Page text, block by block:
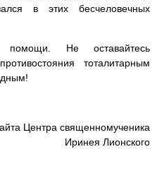
в этих бесчеловечных
Не оставайтесь
тоталитарным
Центра священномученика
Иринея Лионского